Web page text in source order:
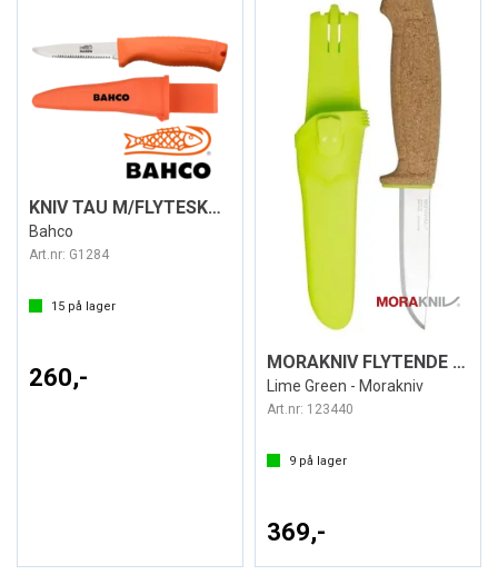
KNIV TAU M/FLYTESKAFT
Bahco
Art.nr: G1284
15 på lager
260,-
MORAKNIV FLYTENDE KNIV (S)
Lime Green - Morakniv
Art.nr: 123440
9 på lager
369,-